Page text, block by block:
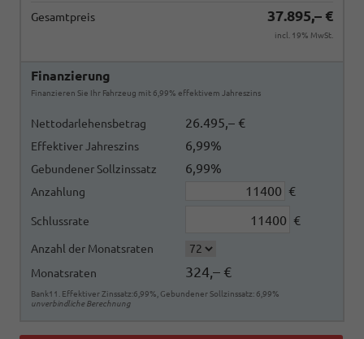
Gesamtpreis 37.895,– €
incl. 19% MwSt.
Finanzierung
Finanzieren Sie Ihr Fahrzeug mit 6,99% effektivem Jahreszins
Nettodarlehensbetrag 26.495,– €
Effektiver Jahreszins 6,99%
Gebundener Sollzinssatz 6,99%
Anzahlung €
Schlussrate €
Anzahl der Monatsraten
Monatsraten
324,– €
Bank11. Effektiver Zinssatz:6,99%, Gebundener Sollzinssatz: 6,99%
unverbindliche Berechnung